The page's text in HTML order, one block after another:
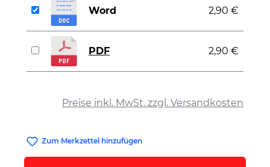
Preise inkl. MwSt. zzgl. Versandkosten
Word 2,90 €
PDF 2,90 €
Zum Merkzettel hinzufügen